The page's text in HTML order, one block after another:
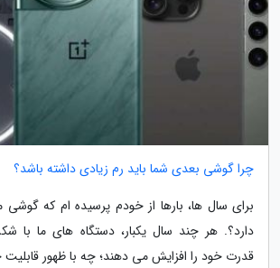
چرا گوشی بعدی شما باید رم زیادی داشته باشد؟
برای سال ها، بارها از خودم پرسیده ام که
دارد؟. هر چند سال یکبار، دستگاه های ما با
قدرت خود را افزایش می دهند؛ چه با ظهور